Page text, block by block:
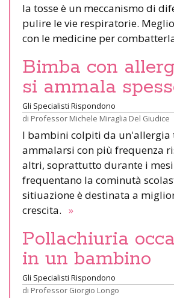
la tosse è un meccanismo di
pulire le vie respiratorie.
con le medicine per
Bimba con
si ammala
Gli Specialisti Rispondono
di Professor Michele Miraglia Del Giudice
I bambini colpiti da un'allergia
ammalarsi con più frequenza
altri, soprattutto durante i
frequentano la cominutà
sitiuazione è destinata a
crescita. »
Pollachiuria
in un bambino
Gli Specialisti Rispondono
di Professor Giorgio Longo